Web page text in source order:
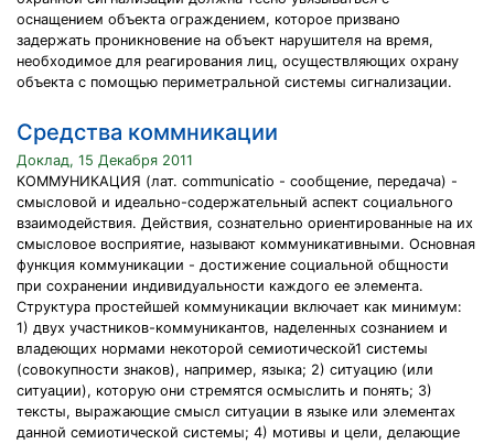
оснащением объекта ограждением, которое призвано
задержать проникновение на объект нарушителя на время,
необходимое для реагирования лиц, осуществляющих охрану
объекта с помощью периметральной системы сигнализации.
Средства коммникации
Доклад, 15 Декабря 2011
КОММУНИКАЦИЯ (лат. communicatio - сообщение, передача) -
смысловой и идеально-содержательный аспект социального
взаимодействия. Действия, сознательно ориентированные на их
смысловое восприятие, называют коммуникативными. Основная
функция коммуникации - достижение социальной общности
при сохранении индивидуальности каждого ее элемента.
Структура простейшей коммуникации включает как минимум:
1) двух участников-коммуникантов, наделенных сознанием и
владеющих нормами некоторой семиотической1 системы
(совокупности знаков), например, языка; 2) ситуацию (или
ситуации), которую они стремятся осмыслить и понять; 3)
тексты, выражающие смысл ситуации в языке или элементах
данной семиотической системы; 4) мотивы и цели, делающие